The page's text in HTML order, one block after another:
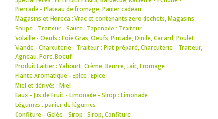
Pierrade - Plateau de fromage,Panier cadeau
Magasins et Horeca : Vrac et contenants zero dechets,Magasins
Soupe - Traiteur - Sauce- Tapenade : Traiteur
Volaille - Oeufs : Foie Gras,Oeufs,Pintade,Dinde,Canard,Poulet
Viande - Charcuterie - Traiteur : Plat préparé,Charcuterie - Traiteur,
Agneau,Porc,Boeuf
Produit Laitier : Yahourt,Crème,Beurre,Lait,Fromage
Plante Aromatique - Epice : Epice
Miel et dérivés : Miel
Eaux - Jus de Fruit - Limonade - Sirop : Limonade
Légumes : panier de légumes
Confiture - Gelée - Sirop : Sirop,Confiture